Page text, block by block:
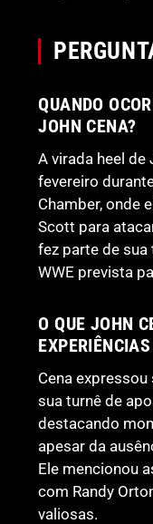
QUANDO
JOHN CENA?
A virada heel de
fevereiro
Chamber, onde
Scott para
fez parte de
WWE prevista
O QUE JOHN
Cena
sua turnê de
destacando
apesar da
Ele mencionou
com Randy
valiosas.